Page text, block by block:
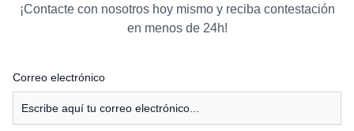
¡Contacte con nosotros hoy mismo y reciba contestación
en menos de 24h!
Correo electrónico